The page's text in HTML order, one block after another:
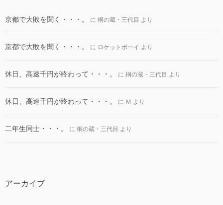
京都で大敗を聞く・・・。 に 桐の蔵・三代目 より
京都で大敗を聞く・・・。 に ロケットボーイ より
休日、高速千円が終わって・・・。 に 桐の蔵・三代目 より
休日、高速千円が終わって・・・。 に Ｍ より
二年生同士・・・。 に 桐の蔵・三代目 より
アーカイブ